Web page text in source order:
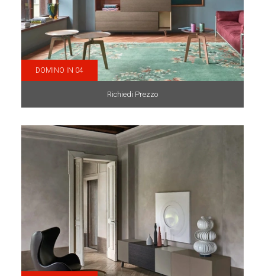
DOMINO IN 04
Richiedi Prezzo